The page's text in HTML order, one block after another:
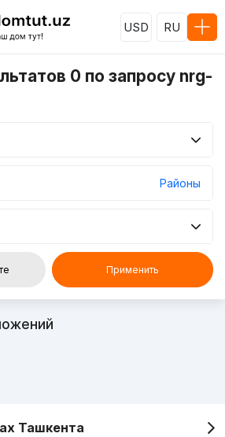
USD RU
0 по запросу nrg-
Районы
Применить
Ташкента